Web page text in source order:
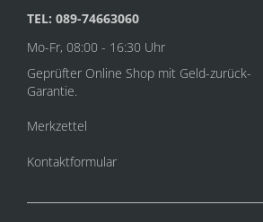
TEL: 089-74663060
Mo-Fr, 08:00 - 16:30 Uhr
Geprüfter Online Shop mit Geld-zurück-
Garantie.
Merkzettel
Kontaktformular